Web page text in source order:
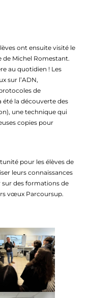
ont ensuite visité le
de Michel Romestant.
au quotidien ! Les
sur l’ADN,
de
été la découverte des
une technique qui
copies pour
pour les élèves de
leurs connaissances
des formations de
vœux Parcoursup.